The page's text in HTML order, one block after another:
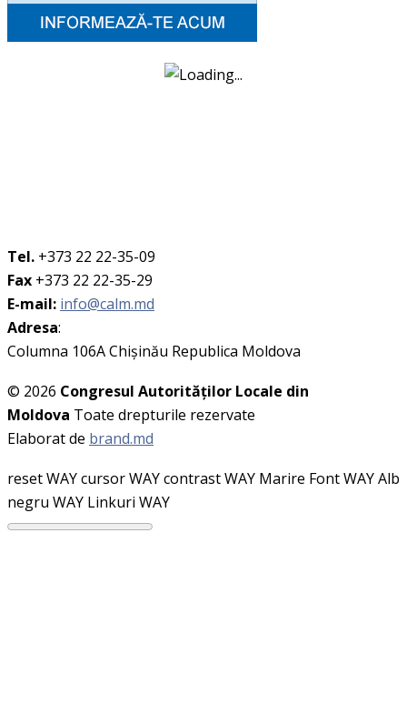
Tel. +373 22 22-35-09
Fax +373 22 22-35-29
E-mail: info@calm.md
Adresa:
Columna 106A Chişinău Republica Moldova
© 2026 Congresul Autorităţilor Locale din
Moldova Toate drepturile rezervate
Elaborat de brand.md
reset WAYcursor WAYcontrast WAY Marire Font WAYAlb
negru WAY Linkuri WAY